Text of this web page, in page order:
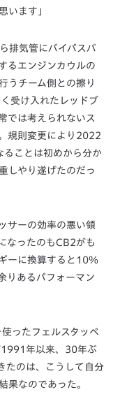
います」
排気管にバイパスバ
るエンジンカウルの
うチーム側との擦り
受け入れたレッドブ
では考えられないス
規則変更により2022
ることは初めから分か
しやり遂げたのだっ
サーの効率の悪い領
なったのもCB2がも
ーに換算すると10％
りあるパフォーマン
ったフェルスタッペ
1991年以来、30年ぶ
たのは、こうして自分
果なのであった。